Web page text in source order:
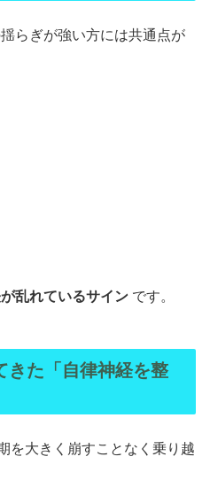
らぎが強い方には共通点が
乱れているサイン です。
きた「自律神経を整
を大きく崩すことなく乗り越